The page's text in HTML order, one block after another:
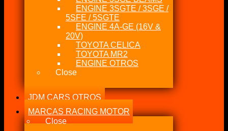
ENGINE 3SGTE / 3SGE /
5SFE / 5SGTE
ENGINE 4A-GE (16V &
20V)
TOYOTA CELICA
TOYOTA MR2
ENGINE OTROS
Close
JDM CARS OTROS
MARCAS RACING MOTOR
Close